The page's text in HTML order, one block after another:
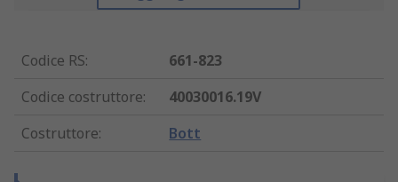
Codice RS:
661-823
Codice costruttore:
40030016.19V
Costruttore: Bott